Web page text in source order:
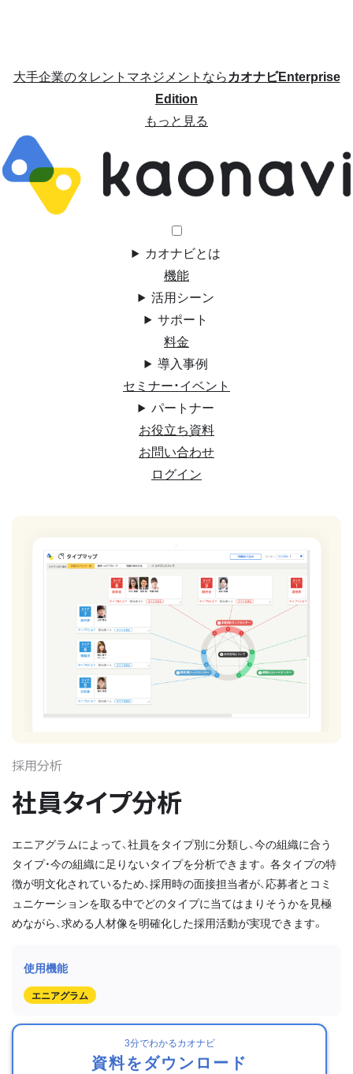
大手企業のタレントマネジメントならカオナビEnterprise
Edition
もっと見る
カオナビとは
機能
活用シーン
サポート
料金
導入事例
セミナー・イベント
パートナー
お役立ち資料
お問い合わせ
ログイン
採用分析
社員タイプ分析
エニアグラムによって、社員をタイプ別に分類し、今の組織に合う
タイプ・今の組織に足りないタイプを分析できます。 各タイプの特
徴が明文化されているため、採用時の面接担当者が、応募者とコミ
ュニケーションを取る中でどのタイプに当てはまりそうかを見極
めながら、求める人材像を明確化した採用活動が実現できます。
エニアグラム
3分でわかるカオナビ
資料をダウンロード